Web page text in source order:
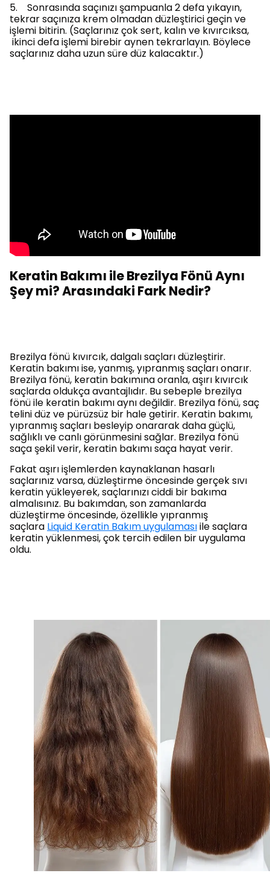
5. Sonrasında saçınızı şampuanla 2 defa yıkayın,
tekrar saçınıza krem olmadan düzleştirici geçin ve
işlemi bitirin. (Saçlarınız çok sert, kalın ve kıvırcıksa,
ikinci defa işlemi birebir aynen tekrarlayın. Böylece
saçlarınız daha uzun süre düz kalacaktır.)
Keratin Bakımı ile Brezilya Fönü Aynı
Şey mi? Arasındaki Fark Nedir?
Brezilya fönü kıvırcık, dalgalı saçları düzleştirir.
Keratin bakımı ise, yanmış, yıpranmış saçları onarır.
Brezilya fönü, keratin bakımına oranla, aşırı kıvırcık
saçlarda oldukça avantajlıdır. Bu sebeple brezilya
fönü ile keratin bakımı aynı değildir. Brezilya fönü, saç
telini düz ve pürüzsüz bir hale getirir. Keratin bakımı,
yıpranmış saçları besleyip onararak daha güçlü,
sağlıklı ve canlı görünmesini sağlar. Brezilya fönü
saça şekil verir, keratin bakımı saça hayat verir.
Fakat aşırı işlemlerden kaynaklanan hasarlı
saçlarınız varsa, düzleştirme öncesinde gerçek sıvı
keratin yükleyerek, saçlarınızı ciddi bir bakıma
almalısınız. Bu bakımdan, son zamanlarda
düzleştirme öncesinde, özellikle yıpranmış
saçlara Liquid Keratin Bakım uygulamasıile saçlara
keratin yüklenmesi, çok tercih edilen bir uygulama
oldu.